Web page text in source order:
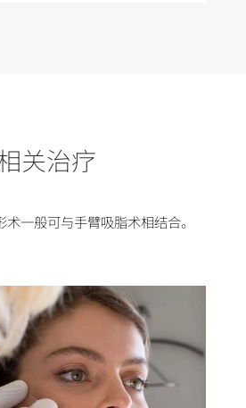
关治疗
术一般可与手臂吸脂术相结合。